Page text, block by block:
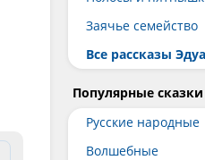
Заячье семейство
Все рассказы
Популярные сказки
Русские народные
Волшебные